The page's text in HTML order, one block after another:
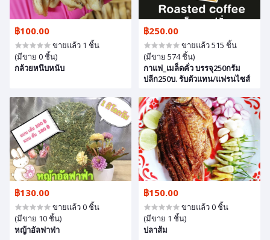
฿100.00
ขายแล้ว 1 ชิ้น
(มีขาย 0 ชิ้น)
กล้วยหนึบหนับ
฿250.00
ขายแล้ว 515 ชิ้น
(มีขาย 574 ชิ้น)
กาแฟ_เมล็ดคั่ว บรรจุ250กรัม
ปลีก250บ. รับตัวแทน/แฟรนไซส์
฿130.00
ขายแล้ว 0 ชิ้น
(มีขาย 10 ชิ้น)
หญ้าอัลฟาฟ่า
฿150.00
ขายแล้ว 0 ชิ้น
(มีขาย 1 ชิ้น)
ปลาส้ม